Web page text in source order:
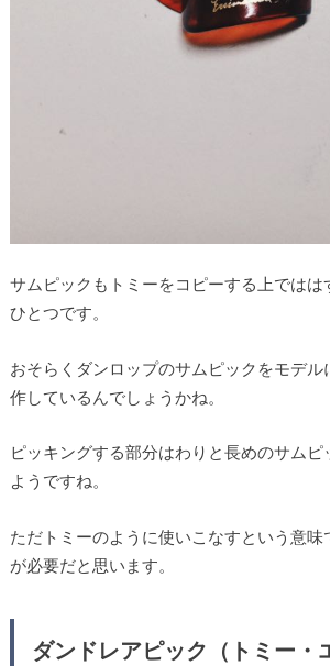
サムピックもトミーをコピーする上ではは
ひとつです。
おそらくダンロップのサムピックをモデル
作しているんでしょうかね。
ピッキングする部分はわりと長めのサムピ
ようですね。
ただトミーのように使いこなすという意味
が必要だと思います。
ダンドレアピック（トミー・